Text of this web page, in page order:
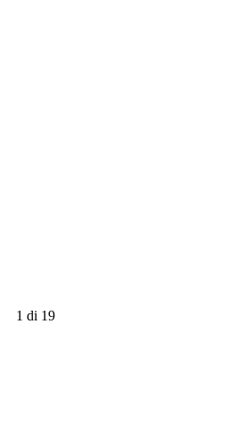
1 di 19